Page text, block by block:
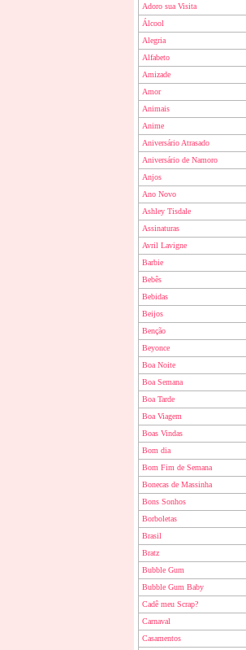
Adoro sua Visita
Álcool
Alegria
Alfabeto
Amizade
Amor
Animais
Anime
Aniversário Atrasado
Aniversário de Namoro
Anjos
Ano Novo
Ashley Tisdale
Assinaturas
Avril Lavigne
Barbie
Bebês
Bebidas
Beijos
Benção
Beyonce
Boa Noite
Boa Semana
Boa Tarde
Boa Viagem
Boas Vindas
Bom dia
Bom Fim de Semana
Bonecas de Massinha
Bons Sonhos
Borboletas
Brasil
Bratz
Bubble Gum
Bubble Gum Baby
Cadê meu Scrap?
Carnaval
Casamentos